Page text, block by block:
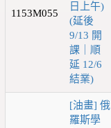
1153M055
日上午)
(延後
9/13 開
課｜順
延 12/6
結業)
[油畫] 俄
羅斯學